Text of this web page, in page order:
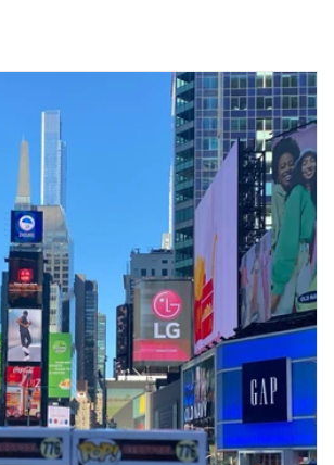
ahora y paga a meses
tarjeta de crédito